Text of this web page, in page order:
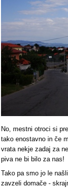
No, mestni otroci si
tako enostavno in če
vrata nekje zadaj za
piva ne bi bilo za nas!
Tako pa smo jo le
zavzeli domače -